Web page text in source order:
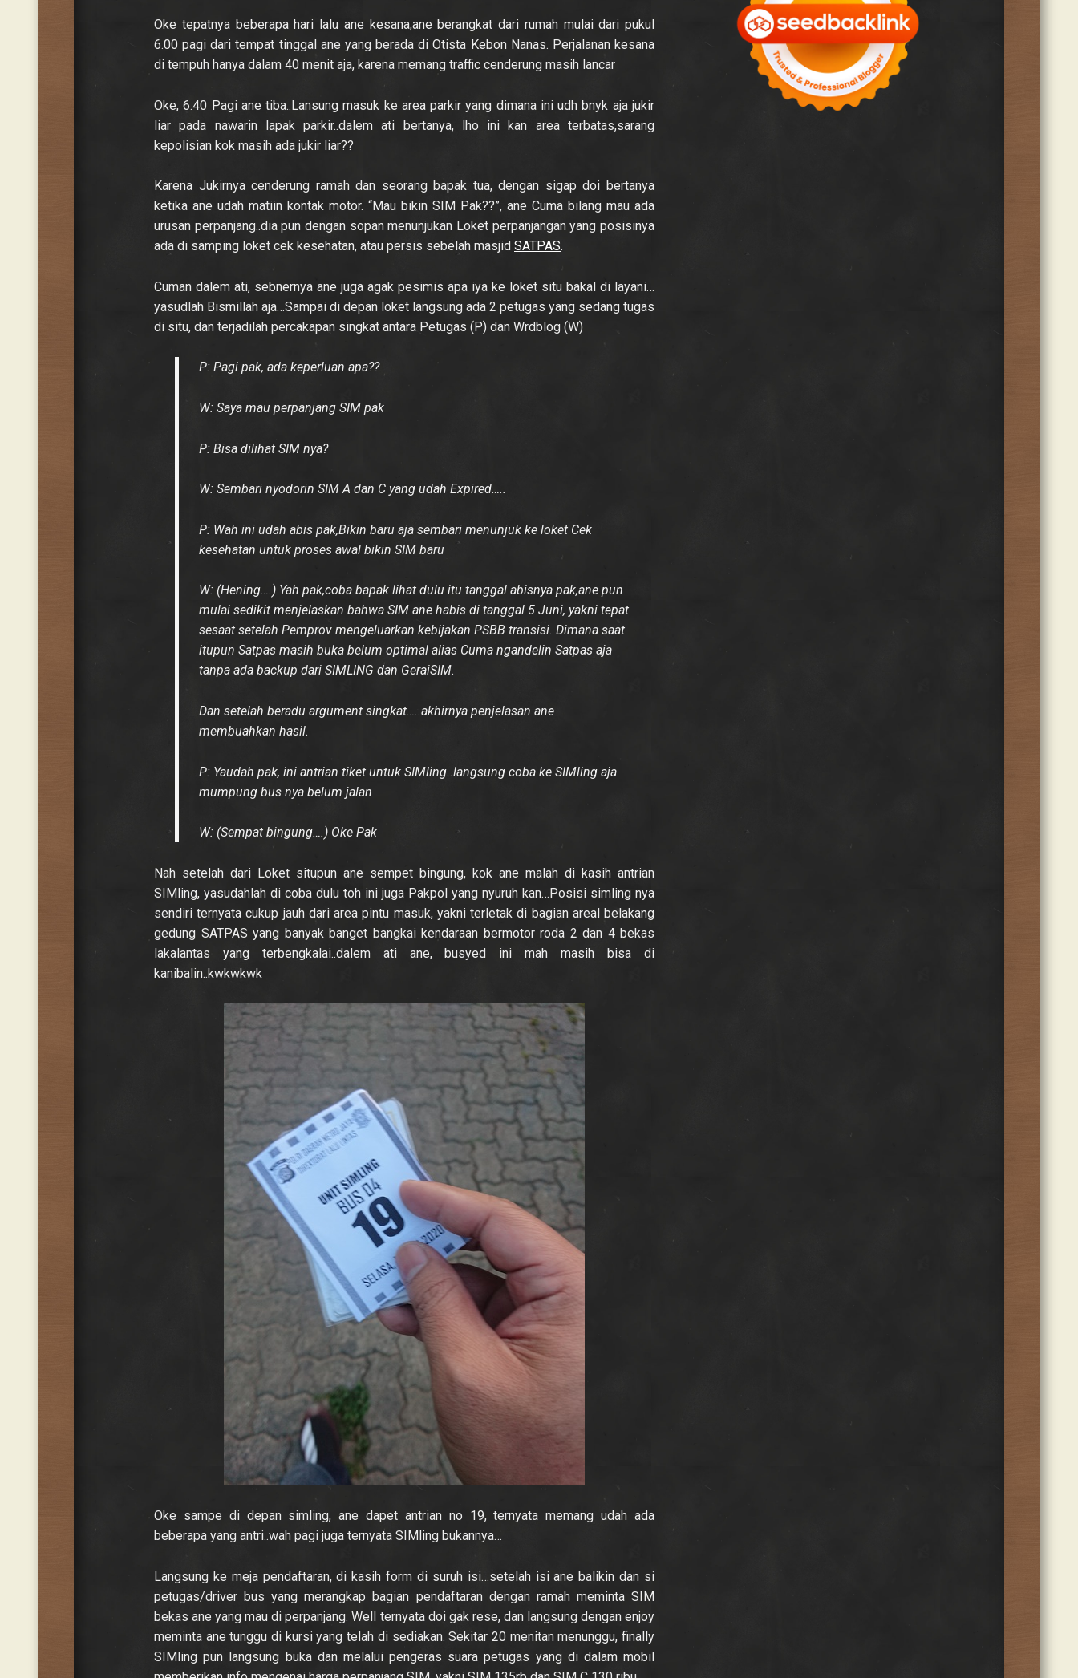
Oke tepatnya beberapa hari lalu ane kesana,ane berangkat dari rumah mulai dari pukul
6.00 pagi dari tempat tinggal ane yang berada di Otista Kebon Nanas. Perjalanan kesana
di tempuh hanya dalam 40 menit aja, karena memang traffic cenderung masih lancar
Oke, 6.40 Pagi ane tiba..Lansung masuk ke area parkir yang dimana ini udh bnyk aja jukir
liar pada nawarin lapak parkir..dalem ati bertanya, lho ini kan area terbatas,sarang
kepolisian kok masih ada jukir liar??
Karena Jukirnya cenderung ramah dan seorang bapak tua, dengan sigap doi bertanya
ketika ane udah matiin kontak motor. “Mau bikin SIM Pak??”, ane Cuma bilang mau ada
urusan perpanjang..dia pun dengan sopan menunjukan Loket perpanjangan yang posisinya
ada di samping loket cek kesehatan, atau persis sebelah masjid SATPAS.
Cuman dalem ati, sebnernya ane juga agak pesimis apa iya ke loket situ bakal di layani…
yasudlah Bismillah aja…Sampai di depan loket langsung ada 2 petugas yang sedang tugas
di situ, dan terjadilah percakapan singkat antara Petugas (P) dan Wrdblog (W)
P: Pagi pak, ada keperluan apa??
W: Saya mau perpanjang SIM pak
P: Bisa dilihat SIM nya?
W: Sembari nyodorin SIM A dan C yang udah Expired…..
P: Wah ini udah abis pak,Bikin baru aja sembari menunjuk ke loket Cek
kesehatan untuk proses awal bikin SIM baru
W: (Hening….) Yah pak,coba bapak lihat dulu itu tanggal abisnya pak,ane pun
mulai sedikit menjelaskan bahwa SIM ane habis di tanggal 5 Juni, yakni tepat
sesaat setelah Pemprov mengeluarkan kebijakan PSBB transisi. Dimana saat
itupun Satpas masih buka belum optimal alias Cuma ngandelin Satpas aja
tanpa ada backup dari SIMLING dan GeraiSIM.
Dan setelah beradu argument singkat…..akhirnya penjelasan ane
membuahkan hasil.
P: Yaudah pak, ini antrian tiket untuk SIMling..langsung coba ke SIMling aja
mumpung bus nya belum jalan
W: (Sempat bingung….) Oke Pak
Nah setelah dari Loket situpun ane sempet bingung, kok ane malah di kasih antrian
SIMling, yasudahlah di coba dulu toh ini juga Pakpol yang nyuruh kan…Posisi simling nya
sendiri ternyata cukup jauh dari area pintu masuk, yakni terletak di bagian areal belakang
gedung SATPAS yang banyak banget bangkai kendaraan bermotor roda 2 dan 4 bekas
lakalantas yang terbengkalai..dalem ati ane, busyed ini mah masih bisa di
kanibalin..kwkwkwk
Oke sampe di depan simling, ane dapet antrian no 19, ternyata memang udah ada
beberapa yang antri..wah pagi juga ternyata SIMling bukannya…
Langsung ke meja pendaftaran, di kasih form di suruh isi…setelah isi ane balikin dan si
petugas/driver bus yang merangkap bagian pendaftaran dengan ramah meminta SIM
bekas ane yang mau di perpanjang. Well ternyata doi gak rese, dan langsung dengan enjoy
meminta ane tunggu di kursi yang telah di sediakan. Sekitar 20 menitan menunggu, finally
SIMling pun langsung buka dan melalui pengeras suara petugas yang di dalam mobil